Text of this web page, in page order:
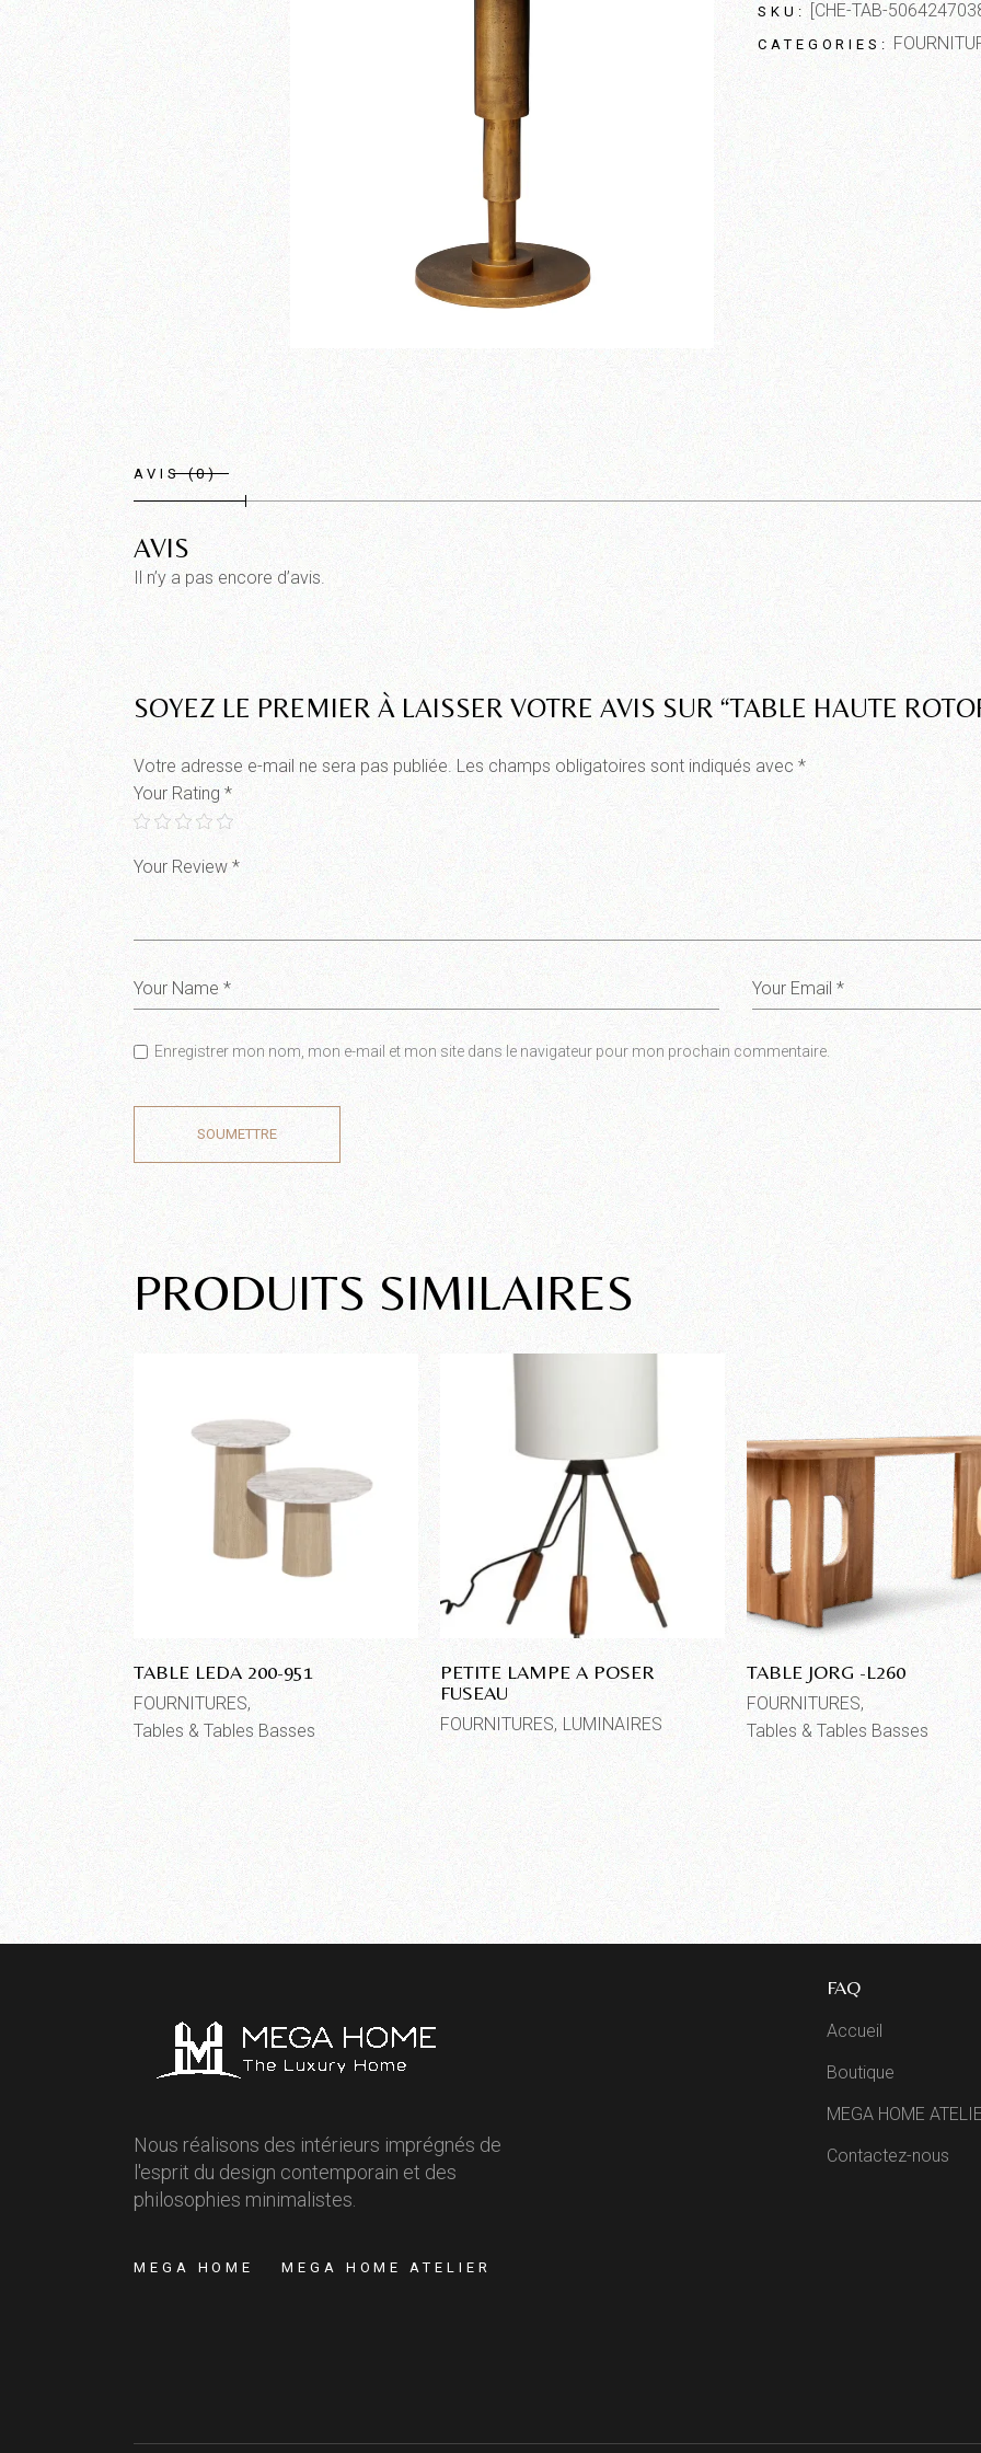
SKU: [CHE-TAB-
CATEGORIES:
AVIS (0)
AVIS
Il n’y a pas encore d’avis.
SOYEZ LE PREMIER À LAISSER VOTRE AVIS SUR “TABLE HAUTE
Votre adresse e-mail ne sera pas publiée. Les champs obligatoires sont indiqués avec *
Your Rating *
Enregistrer mon nom, mon e-mail et mon site dans le navigateur pour mon prochain commentaire.
SOUMETTRE
PRODUITS SIMILAIRES
TABLE LEDA 200-951
FOURNITURES
Tables & Tables Basses
PETITE LAMPE A POSER
FUSEAU
FOURNITURES LUMINAIRES
TABLE JORG -L260
FOURNITURES
Tables & Tables Basses
Nous réalisons des intérieurs imprégnés de
l'esprit du design contemporain et des
philosophies minimalistes.
MEGA HOME MEGA HOME ATELIER
FAQ
Accueil
Boutique
MEGA HOME
Contactez-nous